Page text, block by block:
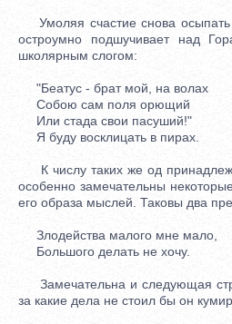
Умоляя счастие снова
остроумно подшучивает над
школярным слогом:
"Беатус - брат мой, на волах
Собою сам поля орющий
Или стада свои пасуший!"
Я буду восклицать в пирах.
К числу таких же од
особенно замечательны
его образа мыслей. Таковы два
Злодейства малого мне мало,
Большого делать не хочу.
Замечательна и следующая
за какие дела не стоил бы он